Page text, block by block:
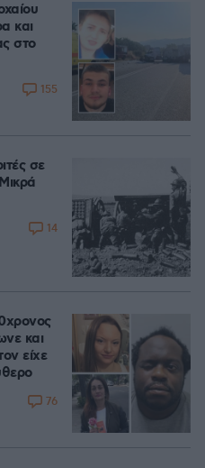
και
στο
155
σε
14
και
είχε
76